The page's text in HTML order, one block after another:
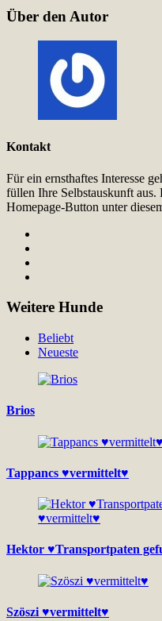
Über den Autor
Kontakt
Für ein ernsthaftes Interesse
füllen Ihre Selbstauskunft aus.
Homepage-Button unter
Weitere Hunde
Beliebt
Neueste
Brios
Tappancs ♥vermittelt♥
Hektor ♥Transportpaten
Szöszi ♥vermittelt♥